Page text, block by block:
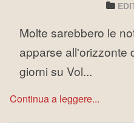
Molte sarebbero le
apparse all'orizzonte
giorni su Vol...
Continua a leggere...